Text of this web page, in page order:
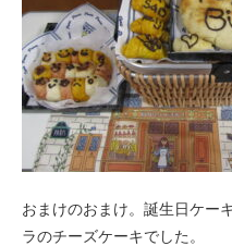
おまけのおまけ。誕生日ケー
ラのチーズケーキでした。